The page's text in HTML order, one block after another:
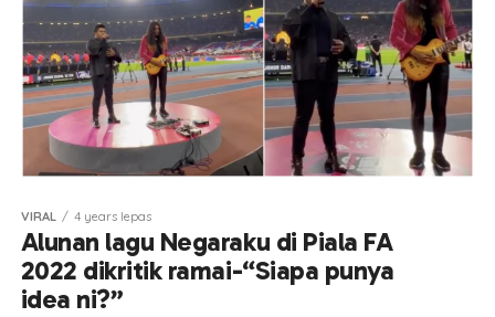
VIRAL 4 years lepas
Alunan lagu Negaraku di Piala FA
2022 dikritik ramai-“Siapa punya
idea ni?”